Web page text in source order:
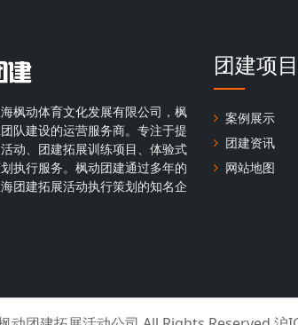
枫动体育文化发展有限公司，枫
队建设的运营服务商。专注于提
动、团建拓展训练项目、体验式
执行服务。枫动团建通过多年的
团建拓展活动执行策划的知名企
团建项目
案例展示
团建资讯
网站地图